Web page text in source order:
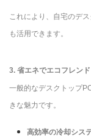
これにより、自宅のデ
も活用できます。
3. 省エネでエコフレン
一般的なデスクトップ
きな魅力です。
高効率の冷却シス